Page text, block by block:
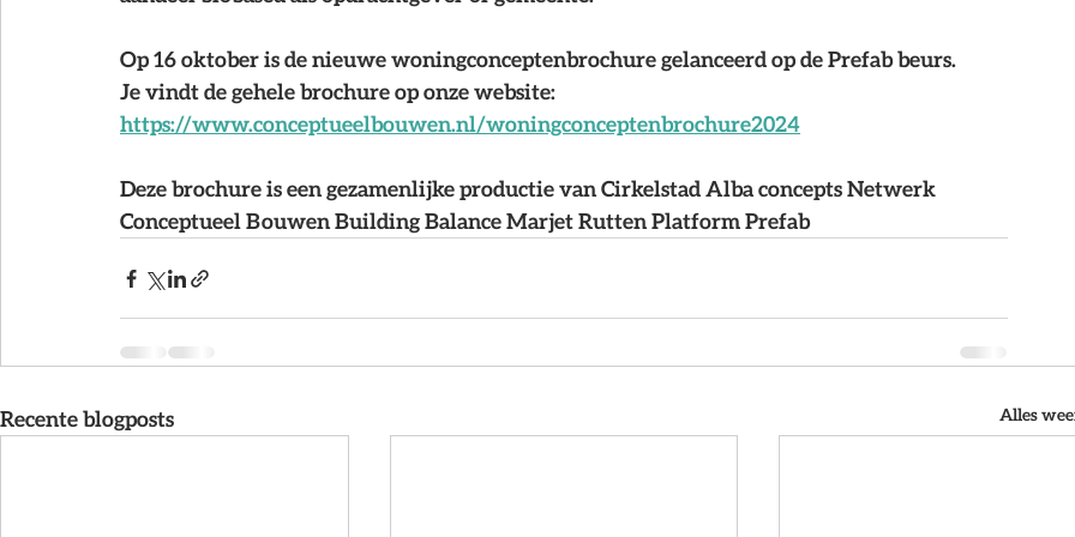
Op 16 oktober is de nieuwe woningconceptenbrochure gelanceerd op de Prefab beurs.
Je vindt de gehele brochure op onze website:
https://www.conceptueelbouwen.nl/woningconceptenbrochure2024
Deze brochure is een gezamenlijke productie van Cirkelstad Alba concepts Netwerk
Conceptueel Bouwen Building Balance Marjet Rutten Platform Prefab
Recente blogposts Alles